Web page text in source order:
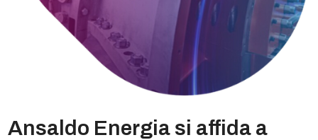
Ansaldo Energia si affida a